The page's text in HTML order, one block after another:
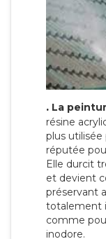
. La
résine
plus
réputée
Elle durcit
et devient
préservant
totalement
comme
inodore.